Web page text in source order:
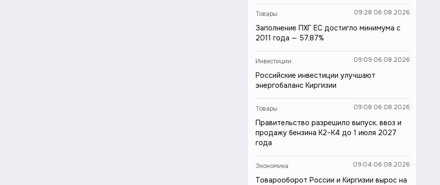
Товары 09:28 06.08.2026
Заполнение ПХГ ЕС достигло минимума с
2011 года — 57,87%
Инвестиции 09:09 06.08.2026
Российские инвестиции улучшают
энергобаланс Киргизии
Товары 09:08 06.08.2026
Правительство разрешило выпуск, ввоз и
продажу бензина К2–К4 до 1 июля 2027
года
Экономика 09:04 06.08.2026
Товарооборот России и Киргизии вырос на